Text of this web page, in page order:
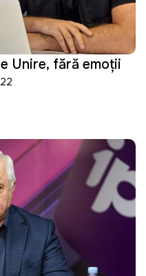
Unire, fără emoții